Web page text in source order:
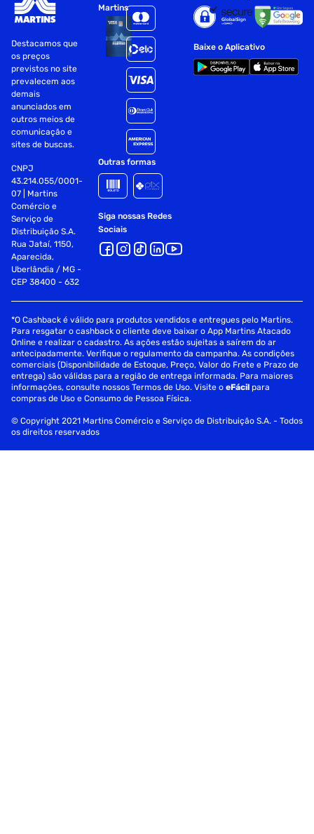
Destacamos que
os preços
previstos no site
prevalecem aos
demais
anunciados em
outros meios de
comunicação e
sites de buscas.
CNPJ
43.214.055/0001-
07 | Martins
Comércio e
Serviço de
Distribuição S.A.
Rua Jataí, 1150,
Aparecida,
Uberlândia / MG -
CEP 38400 - 632
Martins
Outras formas
Siga nossas Redes
Sociais
Baixe o Aplicativo
*O Cashback é válido para produtos vendidos e entregues pelo Martins.
Para resgatar o cashback o cliente deve baixar o App Martins Atacado
Online e realizar o cadastro. As ações estão sujeitas a saírem do ar
antecipadamente. Verifique o regulamento da campanha. As condições
comerciais (Disponibilidade de Estoque, Preço, Valor do Frete e Prazo de
entrega) são válidas para a região de entrega informada. Para maiores
informações, consulte nossos Termos de Uso. Visite oeFácil para
compras de Uso e Consumo de Pessoa Física.
© Copyright 2021 Martins Comércio e Serviço de Distribuição S.A. - Todos
os direitos reservados